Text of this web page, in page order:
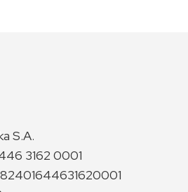
S.A.
3162 0001